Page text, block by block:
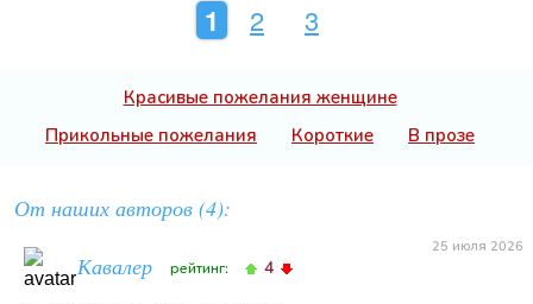
1 2 3
Красивые пожелания женщине
Прикольные пожелания
Короткие В прозе
От наших авторов (4):
Кавалер рейтинг: 4
25 июля 2026